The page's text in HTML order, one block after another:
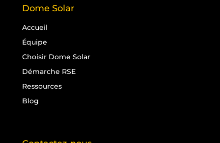
Dome Solar
Accueil
Équipe
Choisir Dome Solar
Démarche RSE
Ressources
Blog